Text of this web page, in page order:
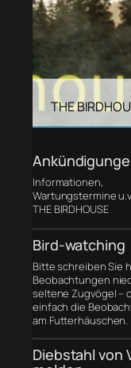
THE
Informationen,
Wartungstermine
THE BIRDHOUSE
Bird-watching
Bitte schreiben Sie
Beobachtungen
seltene Zugvögel –
einfach die
am Futterhäuschen.
Diebstahl von